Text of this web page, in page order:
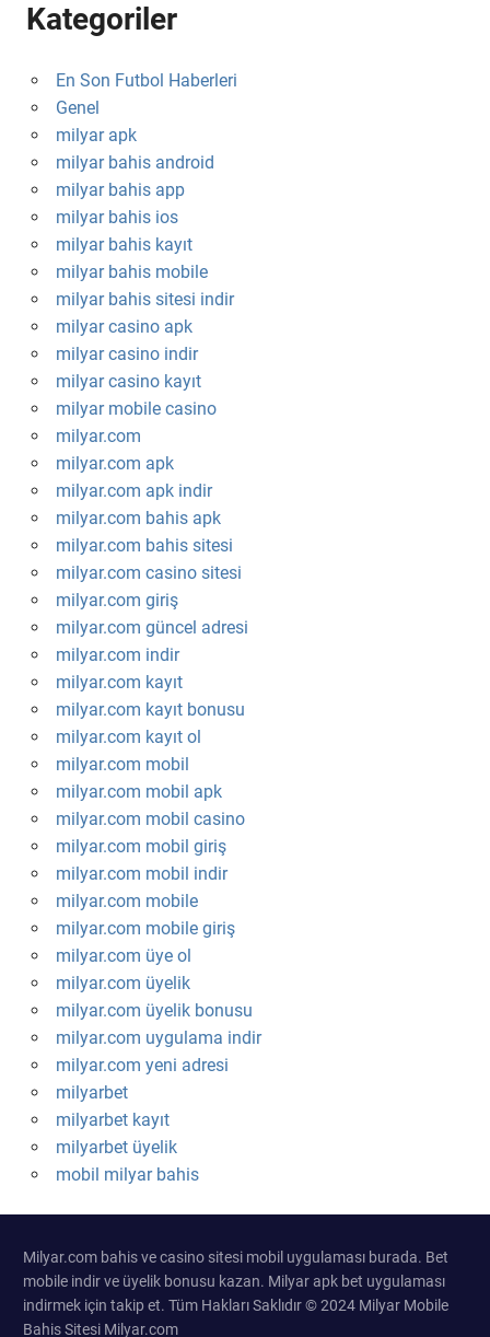
Kategoriler
En Son Futbol Haberleri
Genel
milyar apk
milyar bahis android
milyar bahis app
milyar bahis ios
milyar bahis kayıt
milyar bahis mobile
milyar bahis sitesi indir
milyar casino apk
milyar casino indir
milyar casino kayıt
milyar mobile casino
milyar.com
milyar.com apk
milyar.com apk indir
milyar.com bahis apk
milyar.com bahis sitesi
milyar.com casino sitesi
milyar.com giriş
milyar.com güncel adresi
milyar.com indir
milyar.com kayıt
milyar.com kayıt bonusu
milyar.com kayıt ol
milyar.com mobil
milyar.com mobil apk
milyar.com mobil casino
milyar.com mobil giriş
milyar.com mobil indir
milyar.com mobile
milyar.com mobile giriş
milyar.com üye ol
milyar.com üyelik
milyar.com üyelik bonusu
milyar.com uygulama indir
milyar.com yeni adresi
milyarbet
milyarbet kayıt
milyarbet üyelik
mobil milyar bahis
Milyar.com bahis ve casino sitesi mobil uygulaması burada. Bet
mobile indir ve üyelik bonusu kazan. Milyar apk bet uygulaması
indirmek için takip et. Tüm Hakları Saklıdır © 2024 Milyar Mobile
Bahis Sitesi Milyar.com